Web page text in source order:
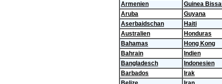
Armenien
Guinea
Aruba
Guyana
Aserbaidschan
Haiti
Australien
Honduras
Bahamas
Hong Kong
Bahrain
Indien
Bangladesch
Indonesien
Barbados
Irak